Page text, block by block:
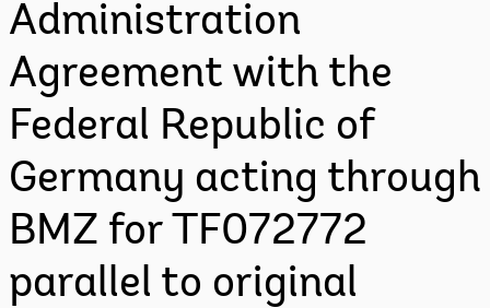
Administration
Agreement with the
Federal Republic of
Germany acting through
BMZ for TF072772
parallel to original